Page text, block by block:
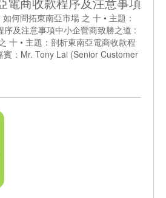
何問拓東南亞市場 之 十 • 主題：
序及注意事項中小企營商致勝之道 :
十 • 主題：剖析東南亞電商收款程
賓：Mr. Tony Lai (Senior Customer